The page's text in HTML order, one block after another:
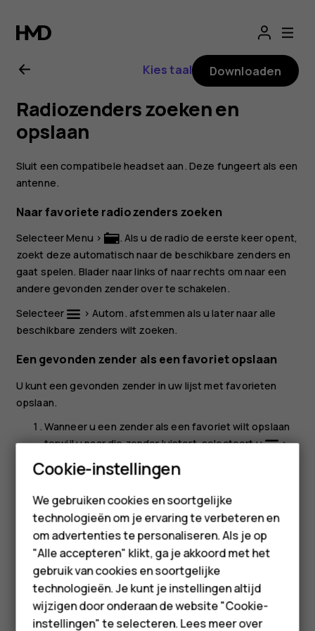
Nokia
3310
3G
Smartphones
Feature phones
Accessoires
HMD Terra M
Voor bedrijven
Tablets
Kies taal Downloaden
Radiozenders zoeken en
opslaan
Sluit een compatibele headset aan. Deze fungeert als een
antenne.
Naar favoriete radiozenders zoeken
SelecteerMenu >
. Als u de radio de eerste keer opent,
zoekt deze automatisch naar de beschikbare zenders en
gaat spelen. Blader naar links of naar rechts om naar een
andere gevonden zender over te schakelen.
Selecteer
> Autom. afstemmen als u later naar alle
beschikbare zenders wilt zoeken.
Een gevonden zender als een favoriet opslaan
U kunt een gevonden zender in uw lijst met favorieten
opslaan.
Wanneer u een zender als een favoriet wilt opslaan
terwijl u naar die zender luistert, selecteert u
>
Aan favorieten toevoegen
Geef het kanaal een naam en selecteer
Was deze informatie nuttig?
Cookie-instellingen
We gebruiken cookies en soortgelijke
technologieën om je ervaring te verbeteren en
om advertenties te personaliseren. Als je op
"Alle accepteren" klikt, ga je akkoord met het
gebruik van cookies en soortgelijke
technologieën. Je kunt je instellingen altijd
wijzigen door onderaan de website "Cookie-
instellingen" te selecteren. Lees meer over